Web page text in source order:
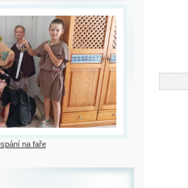
na faře